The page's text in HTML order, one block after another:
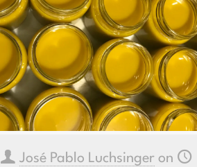
José Pablo Luchsinger on